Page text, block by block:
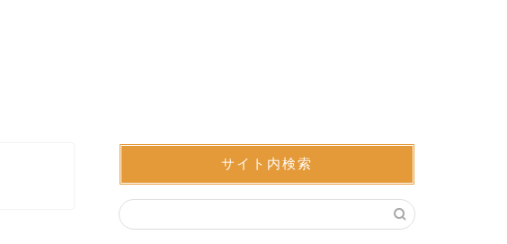
サイト内検索